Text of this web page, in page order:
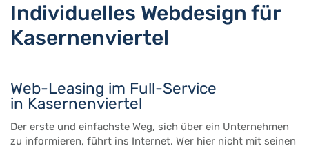
Individuelles Webdesign für
Kasernenviertel
Web-Leasing im Full-Service
in Kasernenviertel
Der erste und einfachste Weg, sich über ein Unternehmen
zu informieren, führt ins Internet. Wer hier nicht mit seinen